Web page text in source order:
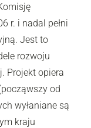
r. i nadal pełni
Jest to
rozwoju
Projekt opiera
od
wyłaniane są
kraju